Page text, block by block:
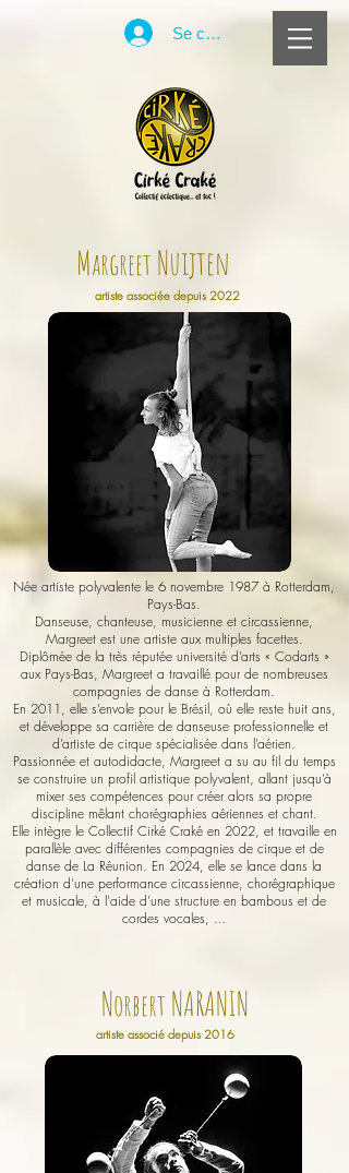
Se connecter
Margreet Nuijten
artiste associée depuis 2022
Née artiste polyvalente le 6 novembre 1987 à Rotterdam,
Pays-Bas.
Danseuse, chanteuse, musicienne et circassienne,
Margreet est une artiste aux multiples facettes.
Diplômée de la très réputée université d’arts « Codarts »
aux Pays-Bas, Margreet a travaillé pour de nombreuses
compagnies de danse à Rotterdam.
En 2011, elle s’envole pour le Brésil, où elle reste huit ans,
et développe sa carrière de danseuse professionnelle et
d’artiste de cirque spécialisée dans l’aérien.
Passionnée et autodidacte, Margreet a su au fil du temps
se construire un profil artistique polyvalent, allant jusqu’à
mixer ses compétences pour créer alors sa propre
discipline mêlant chorégraphies aériennes et chant.
Elle intègre le Collectif Cirké Craké en 2022, et travaille en
parallèle avec différentes compagnies de cirque et de
danse de La Réunion. En 2024, elle se lance dans la
création d'une performance circassienne, chorégraphique
et musicale, à l'aide d'une structure en bambous et de
cordes vocales, ...
Norbert NARANIN
artiste associé depuis 2016